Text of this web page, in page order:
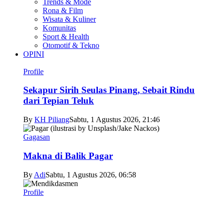
Rona & Film
Wisata & Kuliner
Komunitas
Sport & Health
Otomotif & Tekno
OPINI
Profile
Sekapur Sirih Seulas Pinang, Sebait Rindu
dari Tepian Teluk
By KH PiliangSabtu, 1 Agustus 2026, 21:46
Gagasan
Makna di Balik Pagar
By AdiSabtu, 1 Agustus 2026, 06:58
Profile